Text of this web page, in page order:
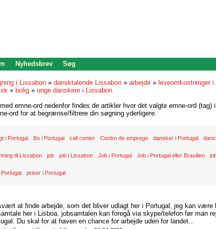
Nyhedsbrev Søg
i Lissabon » dansktalende Lissabon » arbejde » leveomkostninger i
» bolig » unge danskere i Lissabon
emne-ord nedenfor findes de artikler hvor det valgte emne-ord (tag)
ord for at begrænse/filtrere din søgning yderligere.
i Portugal Bo i Portugal call center Centro de emprego dansker i Portugal
til Lissabon job job i Lissabon Job i Portugal Job i Portugal eller Brasilien
Portugal priser i Portugal
at finde arbejde, som det bliver udlagt her i Portugal, jeg kan
her i Lisboa. jobsamtalen kan foregå via skype/telefon før man
Du skal for at haven en chance for arbejde uden for landet...